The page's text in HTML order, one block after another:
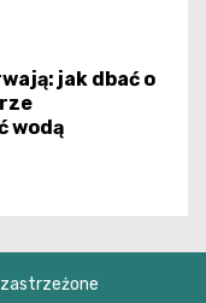
jak dbać o
wodą